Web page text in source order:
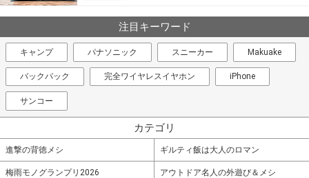
注目キーワード
キャンプ パナソニック スニーカー Makuake
バックパック 完全ワイヤレスイヤホン iPhone
サンコー
カテゴリ
進撃の背徳メシ ギルティ飯は大人のロマン
梅雨モノグランプリ2026 アウトドア名人の外遊び＆メシ